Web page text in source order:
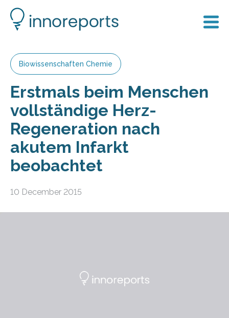
Biowissenschaften Chemie
Erstmals beim Menschen
vollständige Herz-
Regeneration nach
akutem Infarkt
beobachtet
10 December 2015